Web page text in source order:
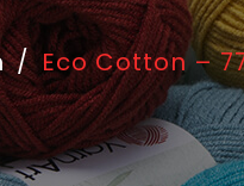
/ Eco Cotton –